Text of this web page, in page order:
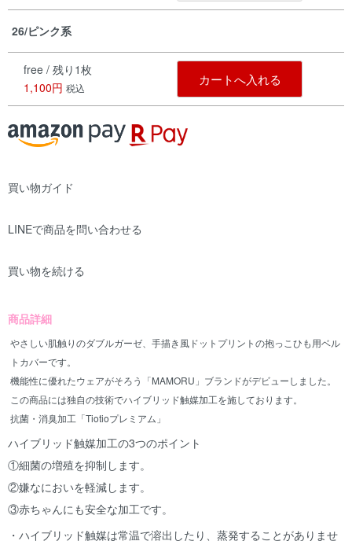
26/ピンク系
free / 残り1枚
1,100円 税込
カートへ入れる
買い物ガイド
LINEで商品を問い合わせる
買い物を続ける
商品詳細
やさしい肌触りのダブルガーゼ、手描き風ドットプリントの抱っこひも用ベル
トカバーです。
機能性に優れたウェアがそろう「MAMORU」ブランドがデビューしました。
この商品には独自の技術でハイブリッド触媒加工を施しております。
抗菌・消臭加工「Tiotioプレミアム」
ハイブリッド触媒加工の3つのポイント
①細菌の増殖を抑制します。
②嫌なにおいを軽減します。
③赤ちゃんにも安全な加工です。
・ハイブリッド触媒は常温で溶出したり、蒸発することがありませ